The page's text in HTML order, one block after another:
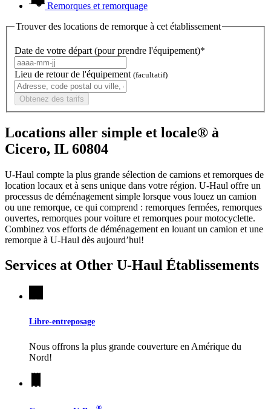
Remorques et remorquage
Trouver des locations de remorque à cet établissement
Date de votre départ (pour prendre l'équipement)*
Lieu de retour de l'équipement (facultatif)
Obtenez des tarifs
Locations aller simple et locale® à
Cicero, IL 60804
U-Haul compte la plus grande sélection de camions et remorques de
location locaux et à sens unique dans votre région. U-Haul offre un
processus de déménagement simple lorsque vous louez un camion
ou une remorque, ce qui comprend : remorques fermées, remorques
ouvertes, remorques pour voiture et remorques pour motocyclette.
Combinez vos efforts de déménagement en louant un camion et une
remorque à U-Haul dès aujourd’hui!
Services at Other U-Haul Établissements
Libre-entreposage
Nous offrons la plus grande couverture en Amérique du
Nord!